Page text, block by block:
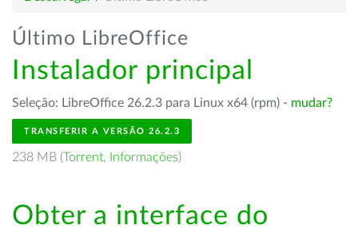
Último LibreOffice
Instalador principal
Seleção: LibreOffice 26.2.3 para Linux x64 (rpm) - mudar?
TRANSFERIR A VERSÃO 26.2.3
238 MB (Torrent, Informações)
Obter a interface do